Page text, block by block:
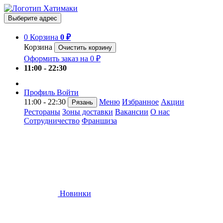
Выберите адрес
0 Корзина 0 ₽
Корзина
Очистить корзину
Оформить заказ на 0 ₽
11:00 - 22:30
Профиль Войти
11:00 - 22:30
Рязань Меню Избранное Акции
Рестораны Зоны доставки Вакансии О нас
Сотрудничество Франшиза
Новинки